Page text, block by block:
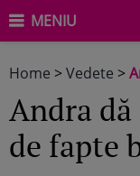
MENIU
Home >Vedete >
Andra
de fapte